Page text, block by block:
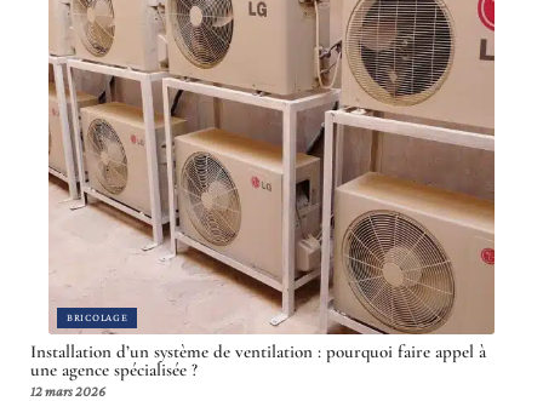
BRICOLAGE
Installation d’un système de ventilation : pourquoi faire appel à
une agence spécialisée ?
12 mars 2026